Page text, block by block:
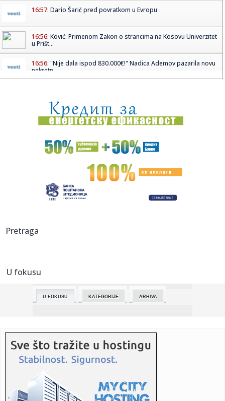
16:57: Dario Šarić pred povratkom u Evropu
16:56: Ković: Primenom Zakon o strancima na Kosovu Univerzitet
u Prišt...
16:56: "Nije dala ispod 830.000€!" Nadica Ademov pazarila novu
nekretn...
16:52:MIŠKO ZAPALIO MREŽE: Nikola Đurišić u Beogradu, „delije...
16:51:U Srbiju se vraćaju i ponovo šire ideje krajnje desnice
Britanija povukla drastičan poraz: Formiran štab za
16:51:Košarkaši Olimpijakosa Nikola Milutinov i Saša Vezenkov ne
nastupa
16:46:
16:46: Moneke: Osjećam se kao da imam 75 godina
16:46:Google dodaje lakši način da zamagliš svoju kuću na Street
Vi...
16:46:Stanivuković uručio rješenja o stipendijama za 210
studenata
Pretraga
U fokusu
U FOKUSU KATEGORIJE ARHIVA